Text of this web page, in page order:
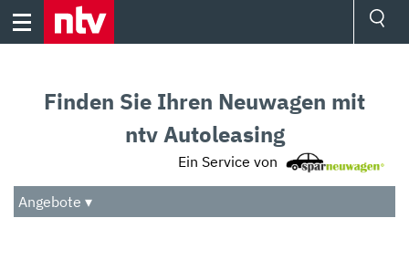
Skip
Audio
Das Beste
Finden Sie Ihren Neuwagen mit
ntv Autoleasing
Ein Service von
Angebote ▾